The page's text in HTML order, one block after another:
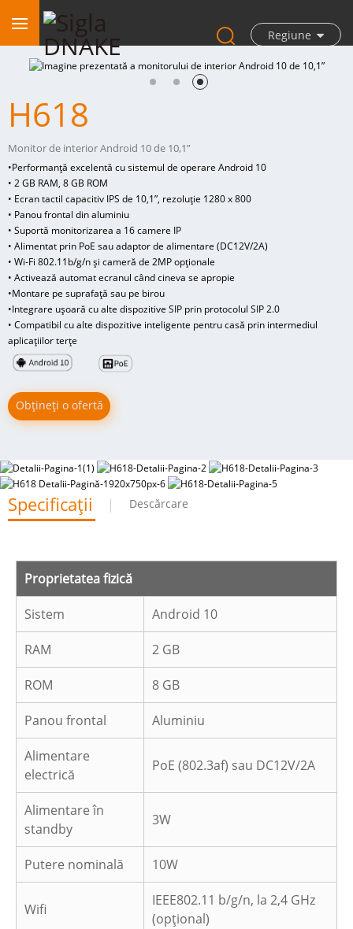
Regiune
H618
Monitor de interior Android 10 de 10,1”
•Performanță excelentă cu sistemul de operare Android 10
• 2 GB RAM, 8 GB ROM
• Ecran tactil capacitiv IPS de 10,1”, rezoluție 1280 x 800
• Panou frontal din aluminiu
• Suportă monitorizarea a 16 camere IP
• Alimentat prin PoE sau adaptor de alimentare (DC12V/2A)
• Wi-Fi 802.11b/g/n și cameră de 2MP opționale
• Activează automat ecranul când cineva se apropie
•Montare pe suprafață sau pe birou
•Integrare ușoară cu alte dispozitive SIP prin protocolul SIP 2.0
• Compatibil cu alte dispozitive inteligente pentru casă prin intermediul
aplicațiilor terțe
Obțineți o ofertă
Specificații Descărcare
Proprietatea fizică
Sistem Android 10
RAM 2 GB
ROM 8 GB
Panou frontal Aluminiu
Alimentare
electrică
PoE (802.3af) sau DC12V/2A
Alimentare în
standby
3W
Putere nominală 10W
Wifi
IEEE802.11 b/g/n, la 2,4 GHz
(opțional)